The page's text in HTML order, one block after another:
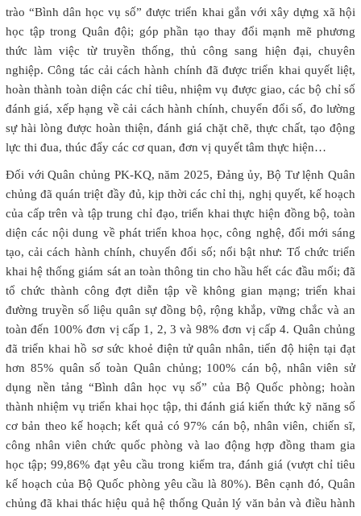
trào “Bình dân học vụ số” được triển khai gắn với xây dựng xã hội
học tập trong Quân đội; góp phần tạo thay đổi mạnh mẽ phương
thức làm việc từ truyền thống, thủ công sang hiện đại, chuyên
nghiệp. Công tác cải cách hành chính đã được triển khai quyết liệt,
hoàn thành toàn diện các chỉ tiêu, nhiệm vụ được giao, các bộ chỉ số
đánh giá, xếp hạng về cải cách hành chính, chuyển đổi số, đo lường
sự hài lòng được hoàn thiện, đánh giá chặt chẽ, thực chất, tạo động
lực thi đua, thúc đẩy các cơ quan, đơn vị quyết tâm thực hiện…
Đối với Quân chủng PK-KQ, năm 2025, Đảng ủy, Bộ Tư lệnh Quân
chủng đã quán triệt đầy đủ, kịp thời các chỉ thị, nghị quyết, kế hoạch
của cấp trên và tập trung chỉ đạo, triển khai thực hiện đồng bộ, toàn
diện các nội dung về phát triển khoa học, công nghệ, đổi mới sáng
tạo, cải cách hành chính, chuyển đổi số; nổi bật như: Tổ chức triển
khai hệ thống giám sát an toàn thông tin cho hầu hết các đầu mối; đã
tổ chức thành công đợt diễn tập về không gian mạng; triển khai
đường truyền số liệu quân sự đồng bộ, rộng khắp, vững chắc và an
toàn đến 100% đơn vị cấp 1, 2, 3 và 98% đơn vị cấp 4. Quân chủng
đã triển khai hồ sơ sức khoẻ điện tử quân nhân, tiến độ hiện tại đạt
hơn 85% quân số toàn Quân chủng; 100% cán bộ, nhân viên sử
dụng nền tảng “Bình dân học vụ số” của Bộ Quốc phòng; hoàn
thành nhiệm vụ triển khai học tập, thi đánh giá kiến thức kỹ năng số
cơ bản theo kế hoạch; kết quả có 97% cán bộ, nhân viên, chiến sĩ,
công nhân viên chức quốc phòng và lao động hợp đồng tham gia
học tập; 99,86% đạt yêu cầu trong kiểm tra, đánh giá (vượt chỉ tiêu
kế hoạch của Bộ Quốc phòng yêu cầu là 80%). Bên cạnh đó, Quân
chủng đã khai thác hiệu quả hệ thống Quản lý văn bản và điều hành